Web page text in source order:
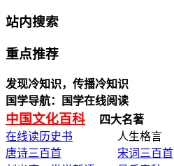
站内搜索
重点推荐
发现冷知识，传播冷知识
国学导航：国学在线阅读
中国文化百科
四大名著
在线读历史书 人生格言
唐诗三百首
宋词三百首